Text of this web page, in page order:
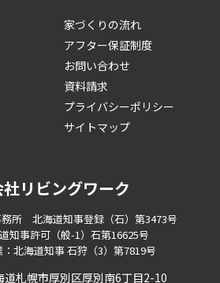
家づくりの流れ
アフター保証制度
お問い合わせ
資料請求
プライバシーポリシー
サイトマップ
リビングワーク
所 北海道知事登録（石）第3473号
知事許可（般-1）石第16625号
北海道知事 石狩（3）第7819号
道札幌市厚別区厚別南6丁目2-10